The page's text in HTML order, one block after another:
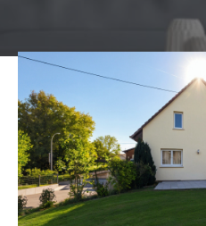
Référence